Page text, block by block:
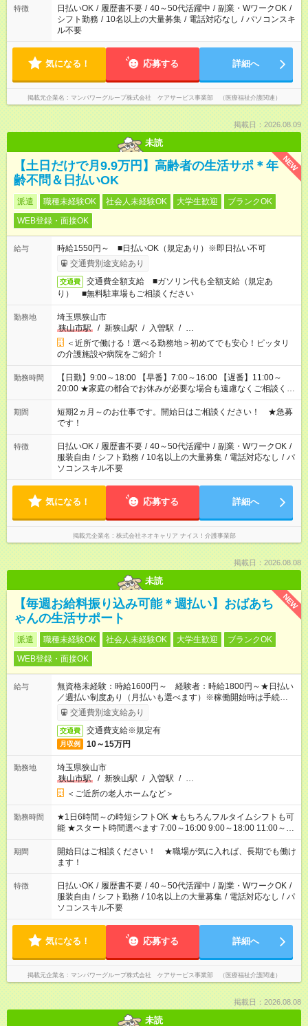
業はご案内が難しい場合があります
特徴 日払いOK / 履歴書不要 / 40～50代活躍中 / 副業・WワークOK /
シフト勤務 / 10名以上の大量募集 / 電話対応なし / パソコンスキ
ル不要
気になる！ 応募する 詳細へ
掲載元企業名 マンパワーグループ株式会社 ケアサービス事業部 （医療福祉介護関連）
掲載日：2026.08.09
未読
NEW
【土日だけで月9.9万円】高齢者の生活サポ＊年
齢不問＆日払いOK
派遣 職種未経験OK 社会人未経験OK 大学生歓迎
ブランクOK
WEB登録・面接OK
給与
時給1550円～ ■日払いOK（規定あり）※即日払い不可
交通費別途支給あり
交通費
交通費全額支給 ■ガソリン代も全額支給（規定あ
り） ■無料駐車場もご相談ください
勤務地
埼玉県狭山市
狭山市駅
/ 新狭山駅 / 入曽駅 / …
＜近所で働ける！選べる勤務地＞初めてでも安心！ピッタリ
の介護施設や病院をご紹介！
勤務時間
【日勤】9:00～18:00 【早番】7:00～16:00 【遅番】11:00～
20:00 ★家庭の都合でお休みが必要な場合も遠慮なくご相談くだ
さい。
期間
短期2ヵ月～のお仕事です。開始日はご相談ください！ ★急募
です！
特徴 日払いOK / 履歴書不要 / 40～50代活躍中 / 副業・WワークOK /
服装自由 / シフト勤務 / 10名以上の大量募集 / 電話対応なし / パ
ソコンスキル不要
気になる！ 応募する 詳細へ
掲載元企業名 株式会社ネオキャリア ナイス！介護事業部
掲載日：2026.08.08
未読
NEW
【毎週お給料振り込み可能＊週払い】おばあち
ゃんの生活サポート
派遣 職種未経験OK 社会人未経験OK 大学生歓迎
ブランクOK
WEB登録・面接OK
給与
無資格未経験：時給1600円～ 経験者：時給1800円～★日払い
／週払い制度あり（月払いも選べます）※稼働開始時は手続き完
了次第のお支払いとなります。
交通費別途支給あり
交通費 交通費支給※規定有
月収例 10～15万円
勤務地
埼玉県狭山市
狭山市駅
/ 新狭山駅 / 入曽駅 / …
＜ご近所の老人ホームなど＞
勤務時間
★1日6時間～の時短シフトOK ★もちろんフルタイムシフトも可
能 ★スタート時間選べます 7:00～16:00 9:00～18:00 11:00～
20:00 など 残業なし！ ※Wワークの場合、他のお仕事と合わせ
週40時間超の就業はご案内できません ※法令に基づき、週20時
間以上勤務は社会保険への加入対象となります ※労働者派遣法
（日雇い派遣の原則禁止）により、短時間・短期間の就業はご
案内が難しい場合があります
期間
開始日はご相談ください！ ★職場が気に入れば、長期でも働け
ます！
特徴 日払いOK / 履歴書不要 / 40～50代活躍中 / 副業・WワークOK /
服装自由 / シフト勤務 / 10名以上の大量募集 / 電話対応なし / パ
ソコンスキル不要
気になる！ 応募する 詳細へ
掲載元企業名 マンパワーグループ株式会社 ケアサービス事業部 （医療福祉介護関連）
掲載日：2026.08.08
未読